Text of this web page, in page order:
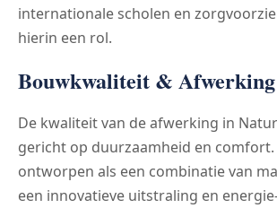
internationale scholen en
hierin een rol.
Bouwkwaliteit & Afwerking
De kwaliteit van de afwerking in
gericht op duurzaamheid en comfort.
ontworpen als een combinatie van
een innovatieve uitstraling en